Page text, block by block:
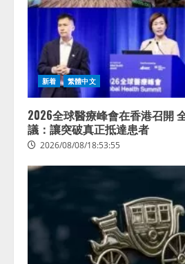
2026/08/07/
【2026年企
する調査】AI
きている企業
業の68.0％が
活用は「上手
答
2026/08/07/
ナレッジワー
井 誠（@myui
スAIエージェ
の業界特化
2026/08/07/
新着 繁體中文
2026全球醫療峰會在香港召開
議：讓突破真正抵達患者
2026/08/08/18:53:55